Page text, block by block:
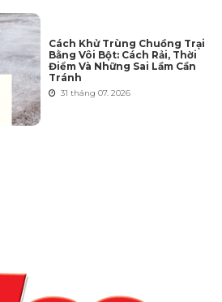
Cách Khử Trùng Chuồng Trại
Bằng Vôi Bột: Cách Rải, Thời
Điểm Và Những Sai Lầm Cần
Tránh
31 tháng 07. 2026